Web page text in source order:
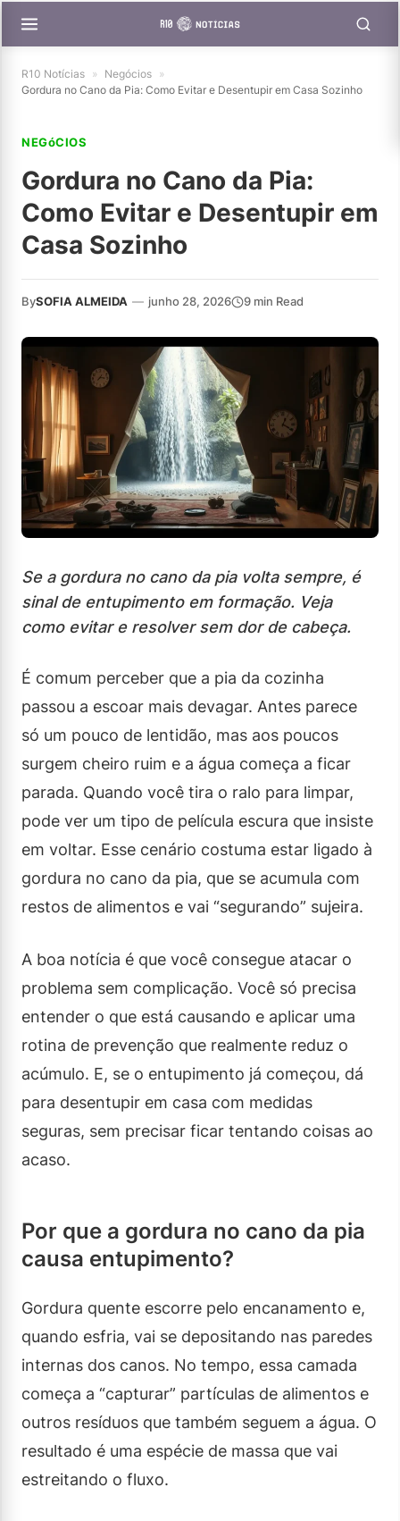
R10 Notícias » Negócios »
Gordura no Cano da Pia: Como Evitar e Desentupir em Casa Sozinho
NEGóCIOS
Gordura no Cano da Pia:
Como Evitar e Desentupir em
Casa Sozinho
BySOFIA ALMEIDA — junho 28, 2026 9 min Read
Se a gordura no cano da pia volta sempre, é
sinal de entupimento em formação. Veja
como evitar e resolver sem dor de cabeça.
É comum perceber que a pia da cozinha
passou a escoar mais devagar. Antes parece
só um pouco de lentidão, mas aos poucos
surgem cheiro ruim e a água começa a ficar
parada. Quando você tira o ralo para limpar,
pode ver um tipo de película escura que insiste
em voltar. Esse cenário costuma estar ligado à
gordura no cano da pia, que se acumula com
restos de alimentos e vai “segurando” sujeira.
A boa notícia é que você consegue atacar o
problema sem complicação. Você só precisa
entender o que está causando e aplicar uma
rotina de prevenção que realmente reduz o
acúmulo. E, se o entupimento já começou, dá
para desentupir em casa com medidas
seguras, sem precisar ficar tentando coisas ao
acaso.
Por que a gordura no cano da pia
causa entupimento?
Gordura quente escorre pelo encanamento e,
quando esfria, vai se depositando nas paredes
internas dos canos. No tempo, essa camada
começa a “capturar” partículas de alimentos e
outros resíduos que também seguem a água. O
resultado é uma espécie de massa que vai
estreitando o fluxo.